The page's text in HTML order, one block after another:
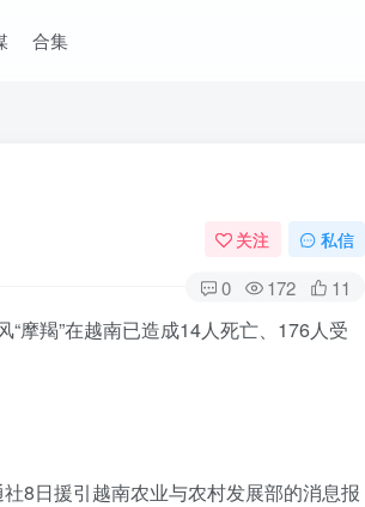
合集
关注 私信
0 172 11
摩羯”在越南已造成14人死亡、176人受
8日援引越南农业与农村发展部的消息报